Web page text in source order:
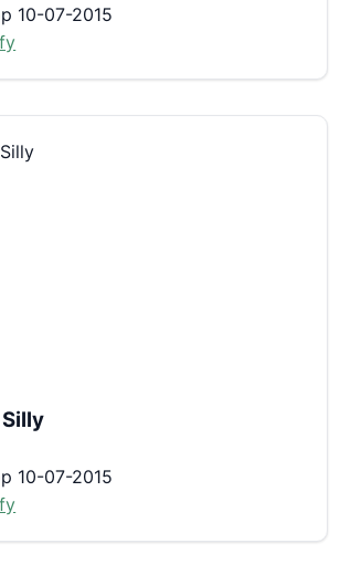
10-07-2015
10-07-2015